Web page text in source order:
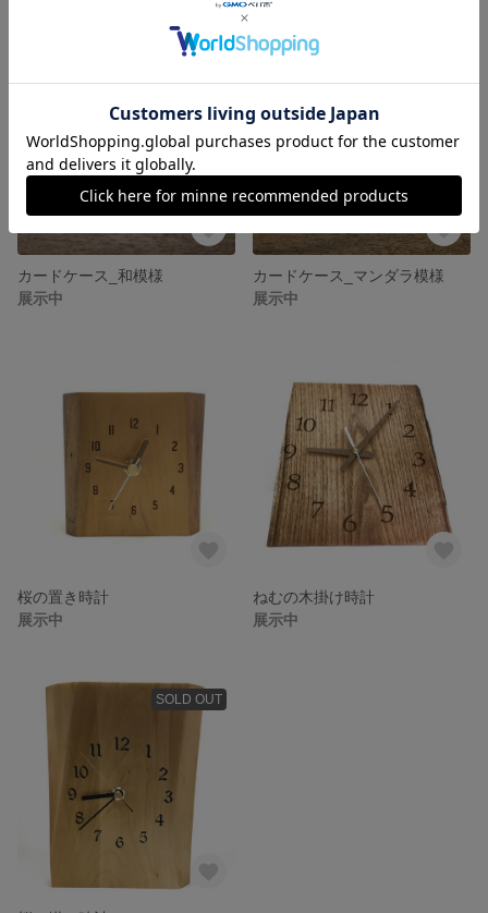
カードケース_和模様
展示中
カードケース_マンダラ模様
展示中
桜の置き時計
展示中
ねむの木掛け時計
展示中
SOLD OUT